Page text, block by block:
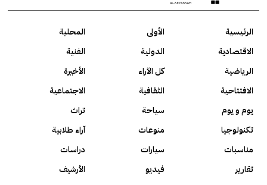
الرئيسية الأولى
المحلية
الاقتصادية
الدولية
الفنية
الرياضية
كل الآراء
الأخيرة
الافتتاحية
الثقافية
الاجتماعية
يوم و يوم
سياحة
تراث
تكنولوجيا
منوعات
آراء طلابية
مناسبات
سيارات
دراسات
تقارير
فيديو الأرشيف